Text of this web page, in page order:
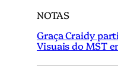
NOTAS
Graça Craidy
Visuais do MST